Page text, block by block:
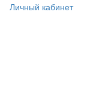
Личный кабинет